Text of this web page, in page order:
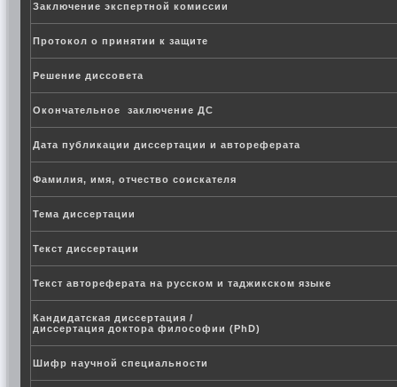
Заключение экспертной комиссии
Протокол о принятии к защите
Решение диссовета
Окончательное заключение ДС
Дата публикации диссертации и автореферата
Фамилия, имя, отчество соискателя
Тема диссертации
Текст диссертации
Текст автореферата на русском и таджикском языке
Кандидатская диссертация /
диссертация доктора философии (PhD)
Шифр научной специальности